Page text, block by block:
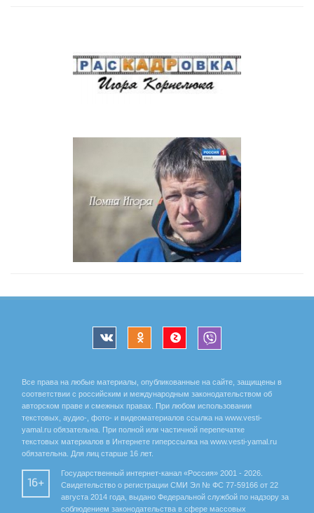
Все права на любые материалы, опубликованные на сайте, защищены в
соответствии с российским и международным законодательством об
авторском праве и смежных правах. При любом использовании
текстовых, аудио-, фото- и видеоматериалов ссылка на www.vesti-
yamal.ru обязательна. При полной или частичной перепечатке
текстовых материалов в Интернете гиперссылка на www.vesti-yamal.ru
обязательна. Для лиц старше 16 лет.
16+
Государственный интернет-канал «Россия» 2001 - 2026.
Свидетельство о регистрации СМИ Эл № ФС 77-59166 от 22
августа 2014 года, выдано Федеральной службой по надзору за
соблюдением законодательства в сфере массовых